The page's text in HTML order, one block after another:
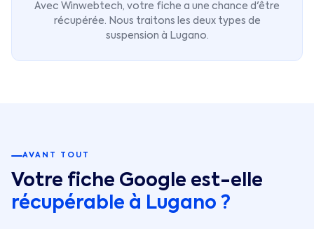
Avec Winwebtech, votre fiche a une chance d'être
récupérée. Nous traitons les deux types de
suspension à Lugano.
AVANT TOUT
Votre fiche Google est-elle
récupérable à Lugano ?